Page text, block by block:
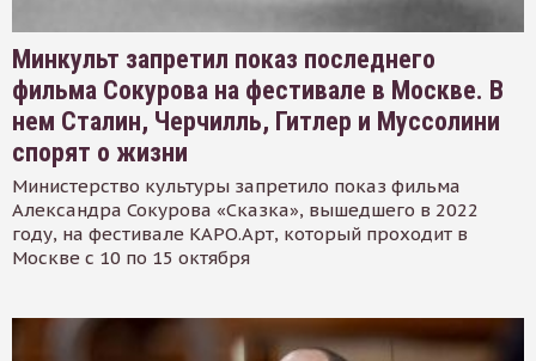
Минкульт запретил показ последнего
фильма Сокурова на фестивале в Москве. В
нем Сталин, Черчилль, Гитлер и Муссолини
спорят о жизни
Министерство культуры запретило показ фильма
Александра Сокурова «Сказка», вышедшего в 2022
году, на фестивале КАРО.Арт, который проходит в
Москве с 10 по 15 октября